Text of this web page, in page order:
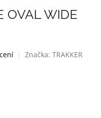
OVAL WIDE
Značka: TRAKKER